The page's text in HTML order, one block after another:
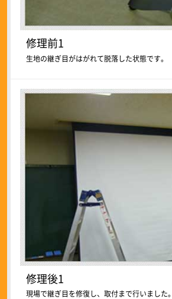
修理前1
生地の継ぎ目がはがれて脱落した状態です。
修理後1
現場で継ぎ目を修復し、取付まで行いました。